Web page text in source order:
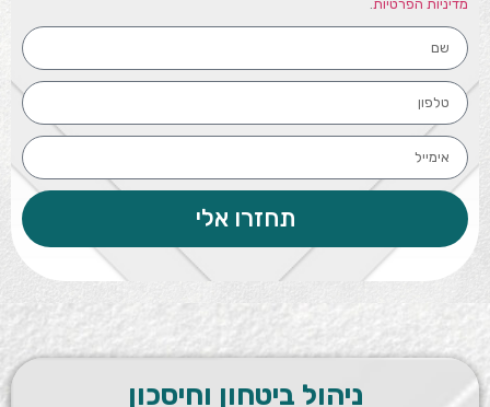
מדיניות הפרטיות.
תחזרו אלי
ניהול ביטחון וחיסכון